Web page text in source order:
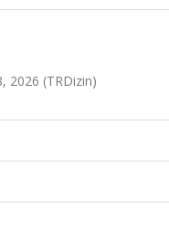
2026 (TRDizin)